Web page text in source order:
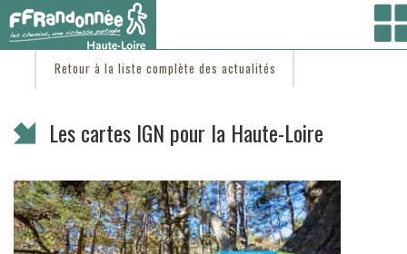
Vous êtes ici :Accueil/C'est d'actu
Retour à la liste complète des actualités
Les cartes IGN pour la Haute-Loire